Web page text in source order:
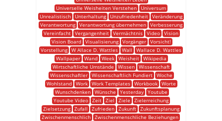
Universelle Weisheiten Verstehen
Universum
Unrealistisch
Unterhaltung Unzufriedenheit Veränderung
Verantwortung
Verantwortung übernehmen
Verbesserung
Vereinfacht Vergangenheit Vermächtnis Video Vision
Vision Board
Visualisierung Vorgänger
Vorsicht!
Vorstellung W Allace D. Wattles Wall
Wallace D. Wattles
Wallpaper
Wand Week Weisheit
Wikipedia
Wirtschaftliche Umstände
Wissen
Wissenschaft
Wissenschaftler
Wissenschaftlich Fundiert
Woche
Wohlstand
Work Work Templates Workbook
Worte
Wunschdenken
Wünsche Yesterday
Youtube
Youtube Video Zeit Ziel Ziele
Zielerreichung
Zielsetzung
Zufall Zufrieden Zukunft
Zukunftsplanung
Zwischenmenschlich
Zwischenmenschliche Beziehungen